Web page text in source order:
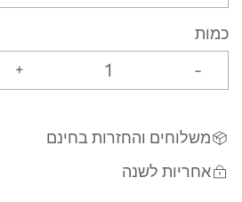
כמות
-
+
משלוחים והחזרות בחינם
אחריות לשנה